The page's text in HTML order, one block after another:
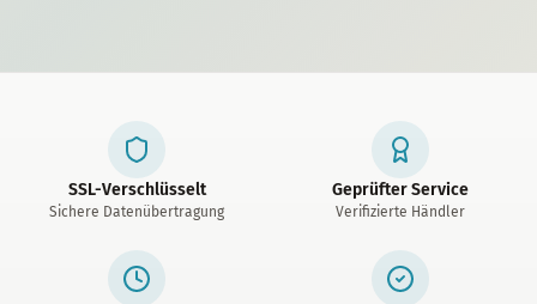
SSL-Verschlüsselt
Sichere Datenübertragung
Geprüfter Service
Verifizierte Händler